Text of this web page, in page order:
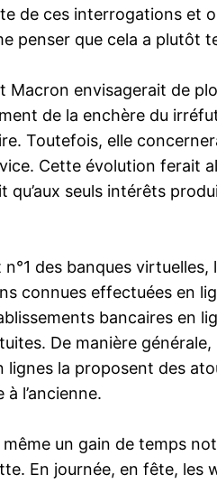
de ces interrogations et
penser que cela a plutôt
envisagerait de
de la enchère du
Toutefois, elle
Cette évolution ferait
qu’aux seuls intérêts
des banques
connues effectuées en
bancaires en
De manière
la proposent des
l’ancienne.
un gain de temps
En journée, en fête,